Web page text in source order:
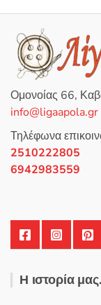
θ
η
κ
ε
μ
α
π
ό
5
Ομονοίας 66,
info@ligaapola.gr
Τηλέφωνα
2510222805
6942983559
Η ιστορία